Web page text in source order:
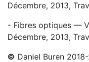
Décembre, 2013,
- Fibres optiques —
Décembre, 2013,
© Daniel Buren